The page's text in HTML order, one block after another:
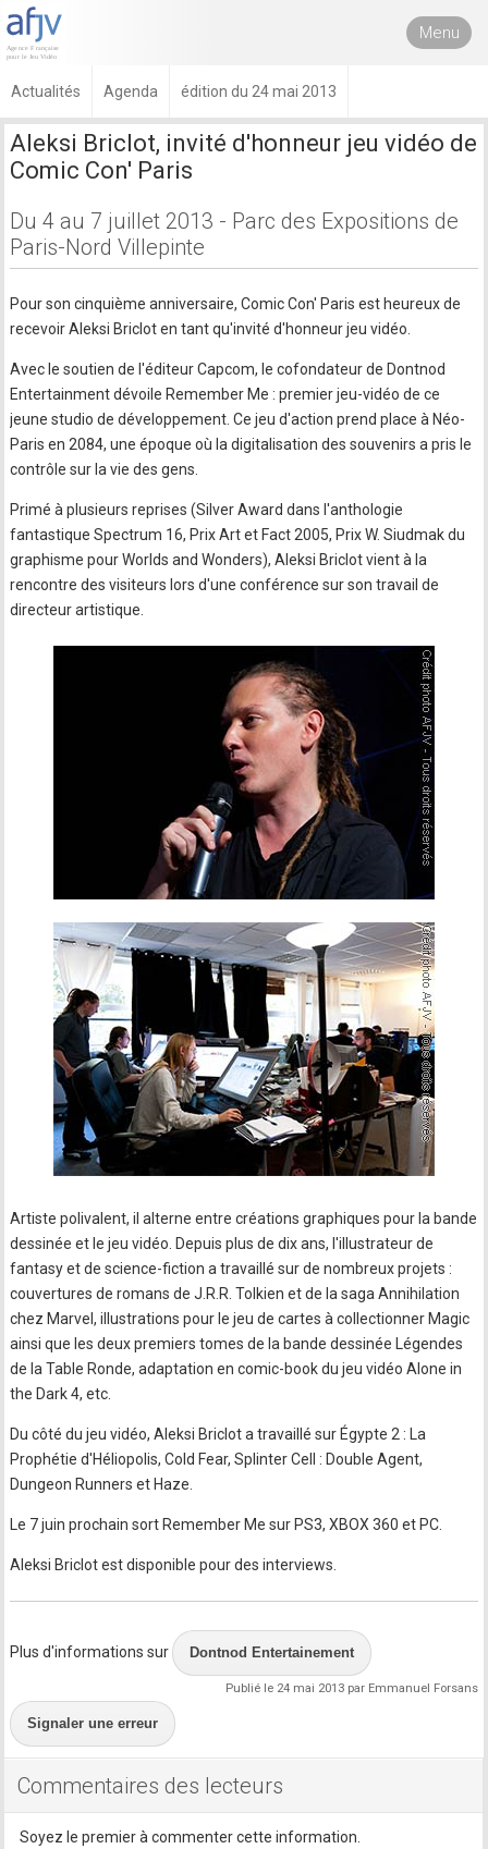
Menu
Actualités Agenda édition du 24 mai 2013
Aleksi Briclot, invité d'honneur jeu vidéo de
Comic Con' Paris
Du 4 au 7 juillet 2013 - Parc des Expositions de
Paris-Nord Villepinte
Pour son cinquième anniversaire, Comic Con' Paris est heureux de
recevoir Aleksi Briclot en tant qu'invité d'honneur jeu vidéo.
Avec le soutien de l'éditeur Capcom, le cofondateur de Dontnod
Entertainment dévoile Remember Me : premier jeu-vidéo de ce
jeune studio de développement. Ce jeu d'action prend place à Néo-
Paris en 2084, une époque où la digitalisation des souvenirs a pris le
contrôle sur la vie des gens.
Primé à plusieurs reprises (Silver Award dans l'anthologie
fantastique Spectrum 16, Prix Art et Fact 2005, Prix W. Siudmak du
graphisme pour Worlds and Wonders), Aleksi Briclot vient à la
rencontre des visiteurs lors d'une conférence sur son travail de
directeur artistique.
Artiste polivalent, il alterne entre créations graphiques pour la bande
dessinée et le jeu vidéo. Depuis plus de dix ans, l'illustrateur de
fantasy et de science-fiction a travaillé sur de nombreux projets :
couvertures de romans de J.R.R. Tolkien et de la saga Annihilation
chez Marvel, illustrations pour le jeu de cartes à collectionner Magic
ainsi que les deux premiers tomes de la bande dessinée Légendes
de la Table Ronde, adaptation en comic-book du jeu vidéo Alone in
the Dark 4, etc.
Du côté du jeu vidéo, Aleksi Briclot a travaillé sur Égypte 2 : La
Prophétie d'Héliopolis, Cold Fear, Splinter Cell : Double Agent,
Dungeon Runners et Haze.
Le 7 juin prochain sort Remember Me sur PS3, XBOX 360 et PC.
Aleksi Briclot est disponible pour des interviews.
Plus d'informations sur Dontnod Entertainement
Publié le 24 mai 2013 par Emmanuel Forsans
Signaler une erreur
Commentaires des lecteurs
Soyez le premier à commenter cette information.